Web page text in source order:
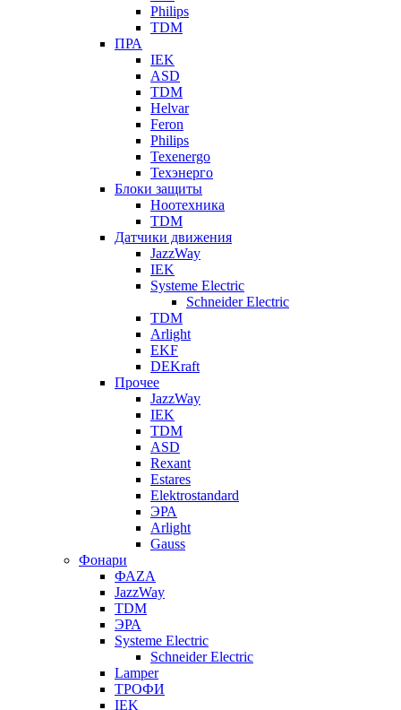
Philips
TDM
ПРА
IEK
ASD
TDM
Helvar
Feron
Philips
Texenergo
Техэнерго
Блоки защиты
Ноотехника
TDM
Датчики движения
JazzWay
IEK
Systeme Electric
Schneider Electric
TDM
Arlight
EKF
DEKraft
Прочее
JazzWay
IEK
TDM
ASD
Rexant
Estares
Elektrostandard
ЭРА
Arlight
Gauss
Фонари
ФАZА
JazzWay
TDM
ЭРА
Systeme Electric
Schneider Electric
Lamper
ТРОФИ
IEK